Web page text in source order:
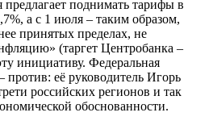
поднимать тарифы в
а с 1 июля – таким образом,
принятых пределах, не
(таргет Центробанка –
инициативу. Федеральная
против: её руководитель Игорь
российских регионов и так
обоснованности.